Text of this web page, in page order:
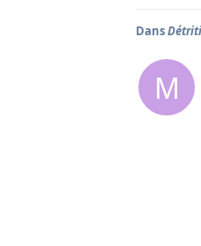
Dans
M